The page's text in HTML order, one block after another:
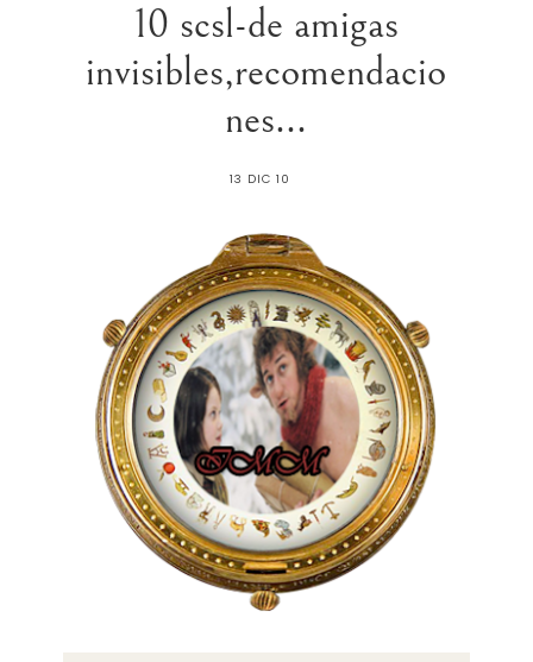
10 scsl-de amigas
invisibles,recomendacio
nes...
13 DIC 10